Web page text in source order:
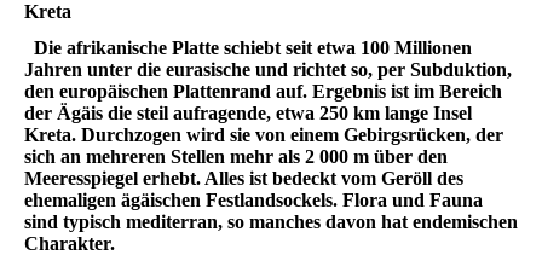
Kreta
Die afrikanische Platte schiebt seit etwa 100 Millionen
Jahren unter die eurasische und richtet so, per Subduktion,
den europäischen Plattenrand auf. Ergebnis ist im Bereich
der Ägäis die steil aufragende, etwa 250 km lange Insel
Kreta. Durchzogen wird sie von einem Gebirgsrücken, der
sich an mehreren Stellen mehr als 2 000 m über den
Meeresspiegel erhebt. Alles ist bedeckt vom Geröll des
ehemaligen ägäischen Festlandsockels. Flora und Fauna
sind typisch mediterran, so manches davon hat endemischen
Charakter.